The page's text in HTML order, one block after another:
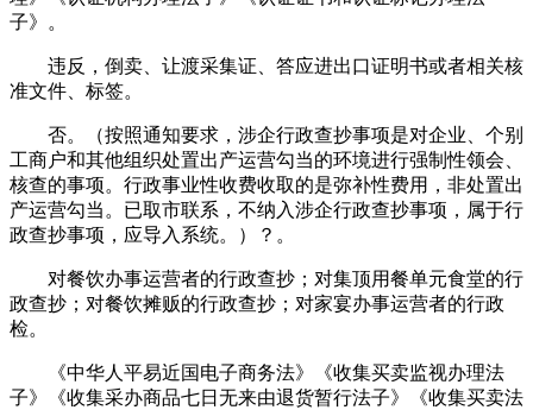
子》。
违反，倒卖、让渡采集证、答应进出口证明书或者相关核
准文件、标签。
否。（按照通知要求，涉企行政查抄事项是对企业、个别
工商户和其他组织处置出产运营勾当的环境进行强制性领会、
核查的事项。行政事业性收费收取的是弥补性费用，非处置出
产运营勾当。已取市联系，不纳入涉企行政查抄事项，属于行
政查抄事项，应导入系统。）？。
对餐饮办事运营者的行政查抄；对集顶用餐单元食堂的行
政查抄；对餐饮摊贩的行政查抄；对家宴办事运营者的行政
检。
《中华人平易近国电子商务法》《收集买卖监视办理法
子》《收集采办商品七日无来由退货暂行法子》《收集买卖法